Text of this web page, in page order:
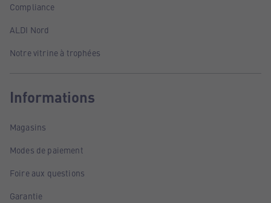
Compliance
ALDI Nord
Notre vitrine à trophées
Informations
Magasins
Modes de paiement
Foire aux questions
Garantie